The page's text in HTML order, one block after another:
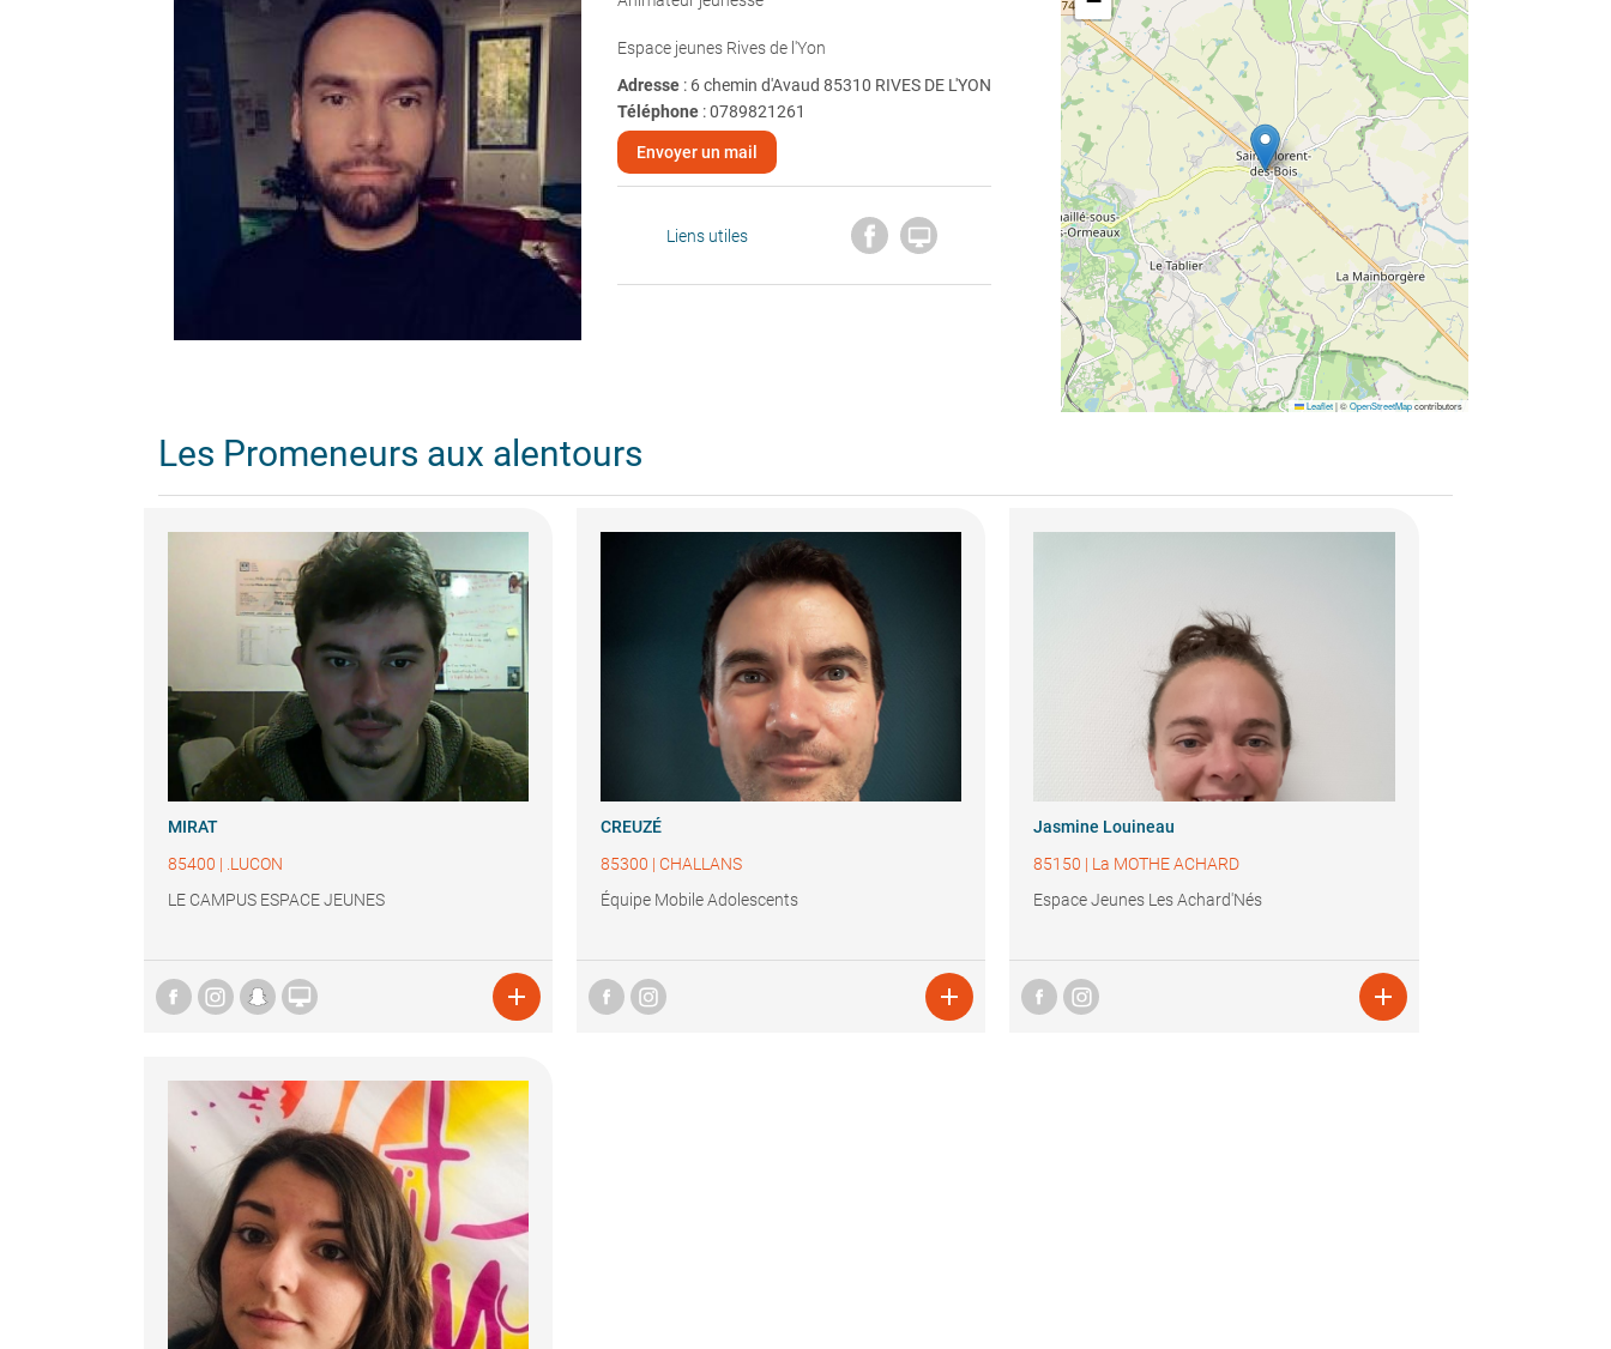
Espace jeunes Rives de l'Yon
Adresse : 6 chemin d'Avaud 85310 RIVES DE L'YON
Téléphone:0789821261
Envoyer un mail
Liens utiles 
Leaflet |©OpenStreetMapcontributors
Les Promeneurs aux alentours
MIRAT
85400 | .LUCON
LE CAMPUS ESPACE JEUNES
 
CREUZÉ
85300 | CHALLANS
Équipe Mobile Adolescents

Jasmine Louineau
85150 | La MOTHE ACHARD
Espace Jeunes Les Achard'Nés
